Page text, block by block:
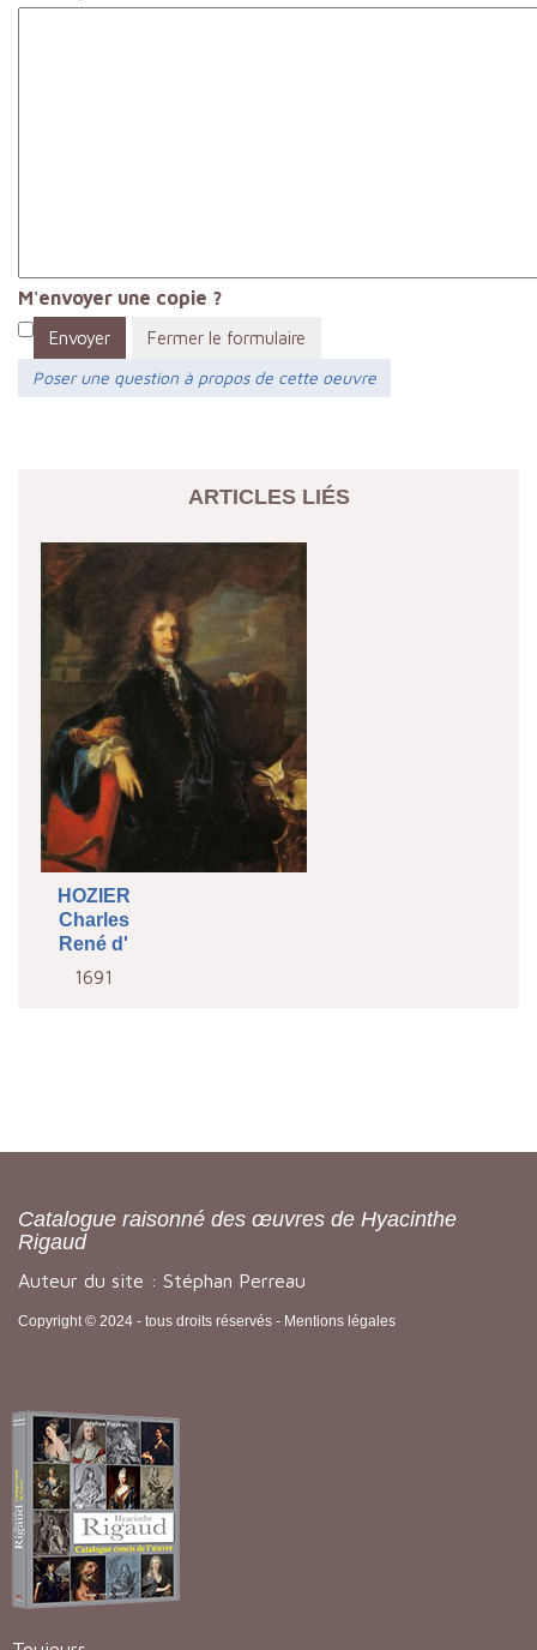
M'envoyer une copie ?
Envoyer
Fermer le formulaire
Poser une question à propos de cette oeuvre
ARTICLES LIÉS
HOZIER
Charles
René d'
1691
Catalogue raisonné des œuvres de Hyacinthe
Rigaud
Auteur du site : Stéphan Perreau
Copyright © 2024 - tous droits réservés - Mentions légales